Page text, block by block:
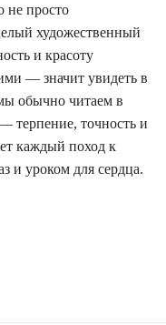
не просто
художественный
и красоту
— значит увидеть в
обычно читаем в
терпение, точность и
каждый поход к
и уроком для сердца.